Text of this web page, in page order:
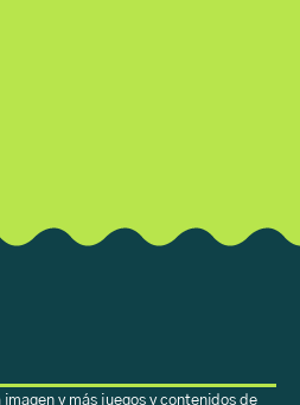
imagen y más juegos y contenidos de